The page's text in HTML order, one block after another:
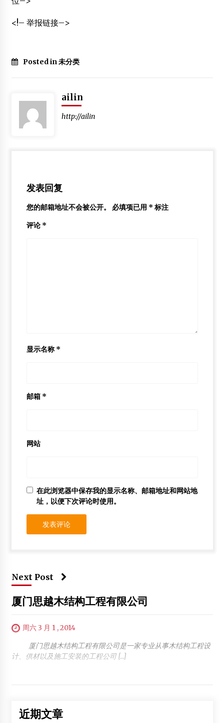
<!– 举报链接–>
Posted in 未分类
ailin
http://ailin
发表回复
您的邮箱地址不会被公开。 必填项已用 * 标注
评论 *
显示名称 *
邮箱 *
网站
在此浏览器中保存我的显示名称、邮箱地址和网站地
址，以便下次评论时使用。
Next Post
厦门思越木结构工程有限公司
周六 3 月 1 , 2014
厦门思越木结构工程有限公司是一家专业从事木结构工程设
计、供材以及施工安装的工程公司 […]
近期文章